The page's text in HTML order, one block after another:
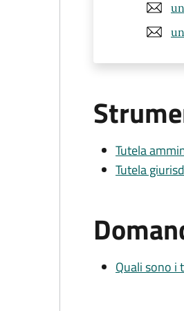
Tutela
Tutela
Quali sono i